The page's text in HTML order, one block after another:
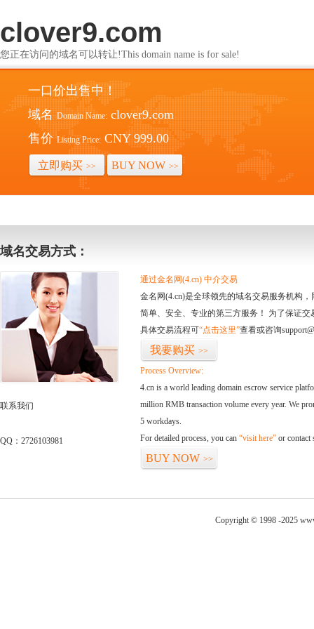
clover9.com
您正在访问的域名可以转让!This domain name is for sale!
一口价出售中！
域名 Domain Name: clover9.com
售价 Listing Price: CNY 999.00
立即购买 >> BUY NOW >>
域名交易方式：
联系我们
QQ：2726103981
通过金名网(4.cn) 中介交易
金名网(4.cn)是全球领先的域名交易服务机构
简单、安全、专业的第三方服务！ 为了保证
具体交易流程可“点击这里”查看或咨询
我要购买 >>
Process Overview:
4.cn is a world leading domain escrow service
million RMB transaction volume every year. We
5 workdays.
For detailed process, you can “visit here” or contact
BUY NOW >>
Copyright © 1998 -2025